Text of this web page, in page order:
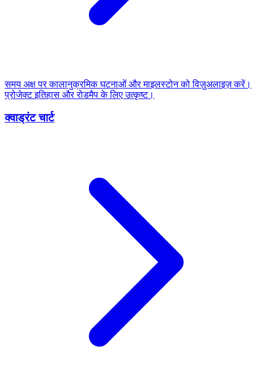
समय अक्ष पर कालानुक्रमिक घटनाओं और माइलस्टोन को विज़ुअलाइज़ करें।
प्रोजेक्ट इतिहास और रोडमैप के लिए उत्कृष्ट।
क्वाड्रंट चार्ट